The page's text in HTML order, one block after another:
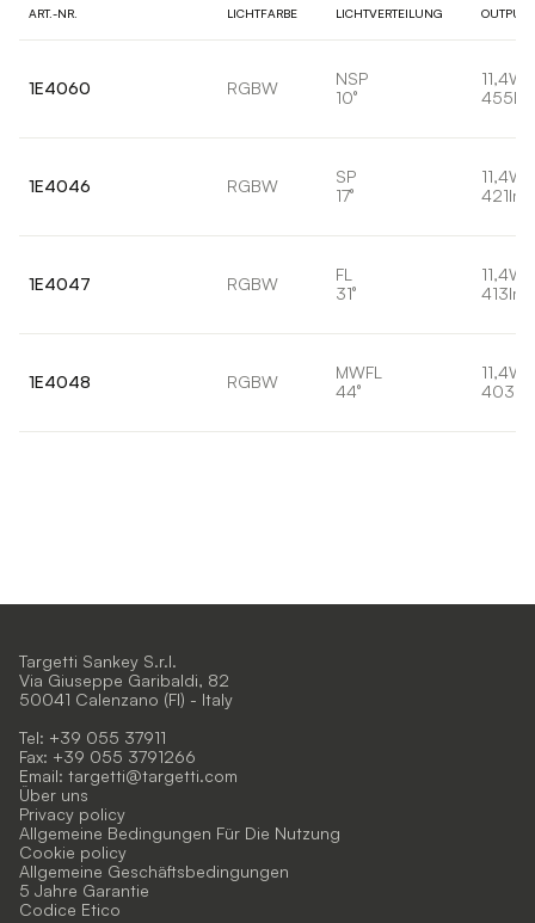
ART.-NR. LICHTFARBE LICHTVERTEILUNG OUTPUT
1E4060 RGBW
NSP
10°
11,4W
455lm
1E4046 RGBW
SP
17°
11,4W
421lm
1E4047 RGBW
FL
31°
11,4W
413lm
1E4048 RGBW
MWFL
44°
11,4W
403lm
Targetti Sankey S.r.l.
Via Giuseppe Garibaldi, 82
50041 Calenzano (FI) - Italy
Tel: +39 055 37911
Fax: +39 055 3791266
Email: targetti@targetti.com
Über uns
Privacy policy
Allgemeine Bedingungen Für Die Nutzung
Cookie policy
Allgemeine Geschäftsbedingungen
5 Jahre Garantie
Codice Etico